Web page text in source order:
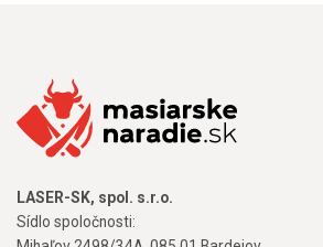
LASER-SK, spol. s.r.o.
Sídlo spoločnosti: